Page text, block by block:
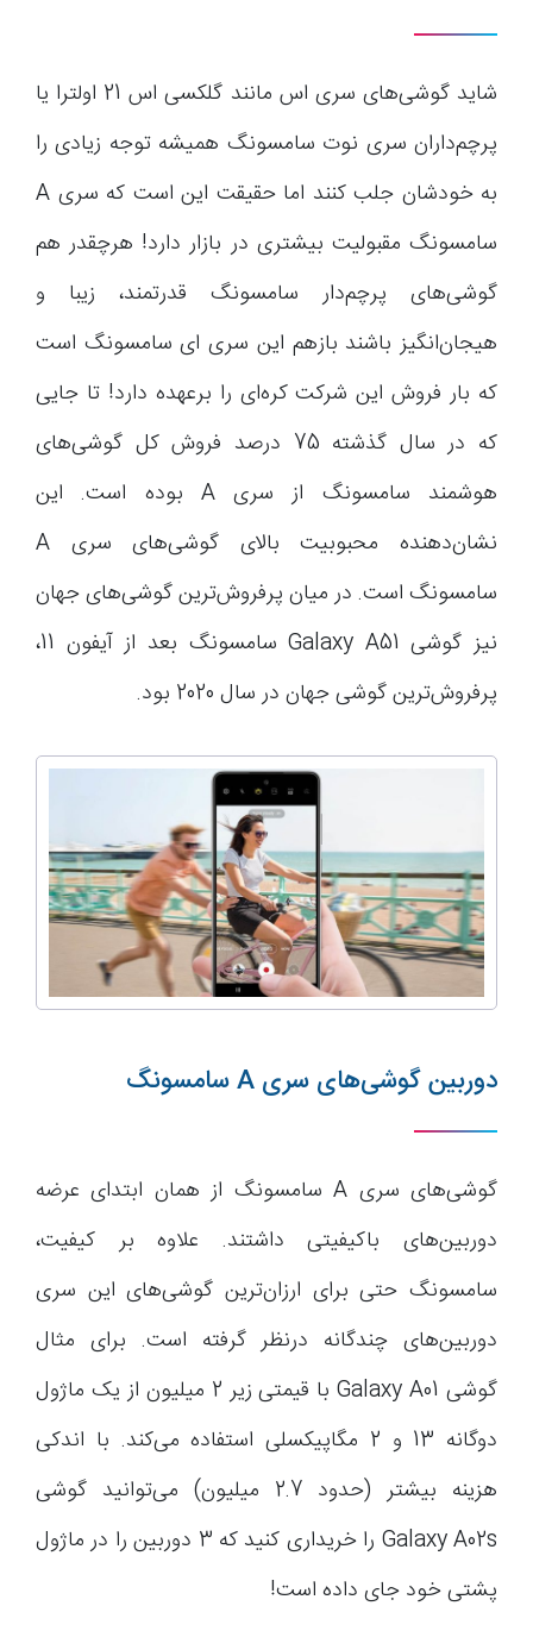
شاید گوشی‌های سری اس مانند گلکسی اس 21 اولترا یا
پرچم‌داران سری نوت سامسونگ همیشه توجه زیادی را
به خودشان جلب کنند اما حقیقت این است که سری A
سامسونگ مقبولیت بیشتری در بازار دارد! هرچقدر هم
گوشی‌های پرچم‌دار سامسونگ قدرتمند، زیبا و
هیجان‌انگیز باشند بازهم این سری ای سامسونگ است
که بار فروش این شرکت کره‌ای را برعهده دارد! تا جایی
که در سال گذشته 75 درصد فروش کل گوشی‌های
هوشمند سامسونگ از سری A بوده است. این
نشان‌دهنده محبوبیت بالای گوشی‌های سری A
سامسونگ است. در میان پرفروش‌ترین گوشی‌های جهان
نیز گوشی Galaxy A51 سامسونگ بعد از آیفون 11،
پرفروش‌ترین گوشی جهان در سال 2020 بود.
دوربین گوشی‌های سری A سامسونگ
گوشی‌های سری A سامسونگ از همان ابتدای عرضه
دوربین‌های باکیفیتی داشتند. علاوه بر کیفیت،
سامسونگ حتی برای ارزان‌ترین گوشی‌های این سری
دوربین‌های چندگانه درنظر گرفته است. برای مثال
گوشی Galaxy A01 با قیمتی زیر 2 میلیون از یک ماژول
دوگانه 13 و 2 مگاپیکسلی استفاده می‌کند. با اندکی
هزینه بیشتر (حدود 2.7 میلیون) می‌توانید گوشی
Galaxy A02s را خریداری کنید که 3 دوربین را در ماژول
پشتی خود جای داده است!